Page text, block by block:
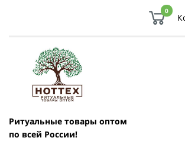
0
Ритуальные товары оптом
по всей России!